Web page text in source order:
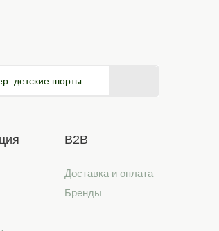
детские шорты
B2B
Доставка и оплата
Бренды